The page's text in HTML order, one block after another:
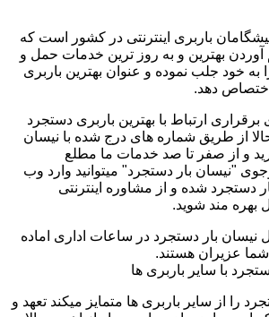
باربری اینترنتی در کشور است که
آوردن بهترین و به روز ترین خدمات حمل و
به خود جلب نموده و عنوان بهترین باربری
دهد.
برقراری ارتباط با بهترین باربری دستجرد
از طریق شماره های درج شده با نیسان
و از صفر تا صد خدمات ما مطلع
"نیسان بار دستجرد" میتوانید وارد وب
شده و از مشاوره اینترنتی
بهره مند شوید.
بار دستجرد در ساعات اداری اماده
عزیران هستند.
با سایر باربری ها
را از سایر باربری ها متمایز میکند تعهد و